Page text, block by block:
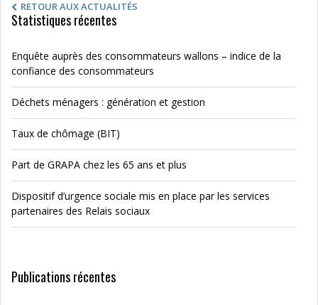
RETOUR AUX ACTUALITÉS
Statistiques récentes
Enquête auprès des consommateurs wallons – indice de la
confiance des consommateurs
Déchets ménagers : génération et gestion
Taux de chômage (BIT)
Part de GRAPA chez les 65 ans et plus
Dispositif d’urgence sociale mis en place par les services
partenaires des Relais sociaux
Publications récentes